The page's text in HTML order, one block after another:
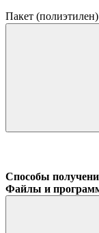
Пакет
Способы
Файлы и